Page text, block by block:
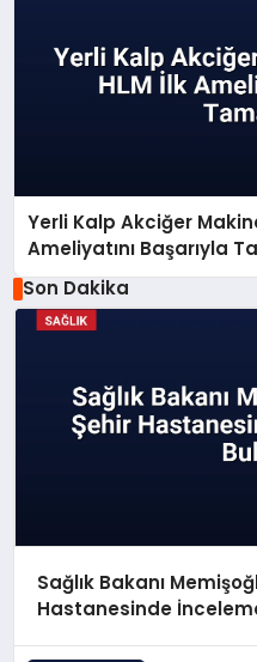
Yerli Kalp Akciğer
Ameliyatını Başarıyla
Son Dakika
Sağlık Bakanı
Hastanesinde